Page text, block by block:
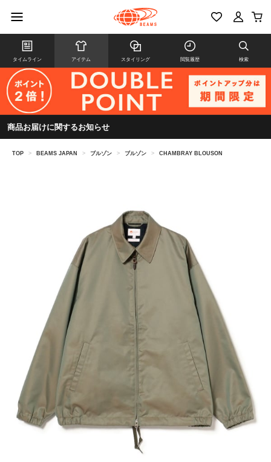
タイムライン アイテム スタイリング 閲覧履歴 検索
商品お届けに関するお知らせ
TOP > BEAMS JAPAN > ブルゾン > ブルゾン > CHAMBRAY BLOUSON